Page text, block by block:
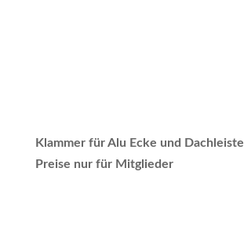
Klammer für Alu Ecke und Dachleiste
Preise nur für Mitglieder